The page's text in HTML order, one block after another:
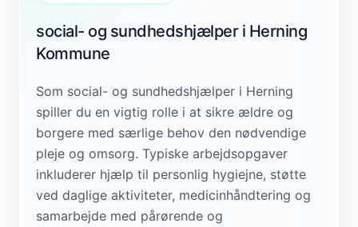
social- og sundhedshjælper i Herning
Kommune
Som social- og sundhedshjælper i Herning
spiller du en vigtig rolle i at sikre ældre og
borgere med særlige behov den nødvendige
pleje og omsorg. Typiske arbejdsopgaver
inkluderer hjælp til personlig hygiejne, støtte
ved daglige aktiviteter, medicinhåndtering og
samarbejde med pårørende og